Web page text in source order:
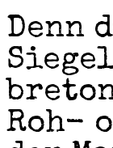
Denn
Roh-